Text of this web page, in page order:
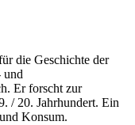
die Geschichte der
und
Er forscht zur
/ 20. Jahrhundert. Ein
Konsum.